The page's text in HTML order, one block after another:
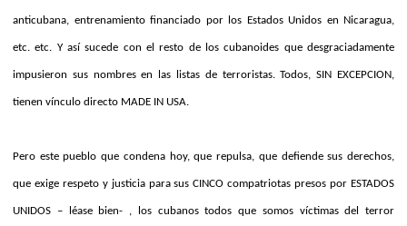
anticubana, entrenamiento financiado por los Estados Unidos en Nicaragua,
etc. etc. Y así sucede con el resto de los cubanoides que desgraciadamente
impusieron sus nombres en las listas de terroristas. Todos, SIN EXCEPCION,
tienen vínculo directo MADE IN USA.
Pero este pueblo que condena hoy, que repulsa, que defiende sus derechos,
que exige respeto y justicia para sus CINCO compatriotas presos por ESTADOS
UNIDOS – léase bien- , los cubanos todos que somos víctimas del terror